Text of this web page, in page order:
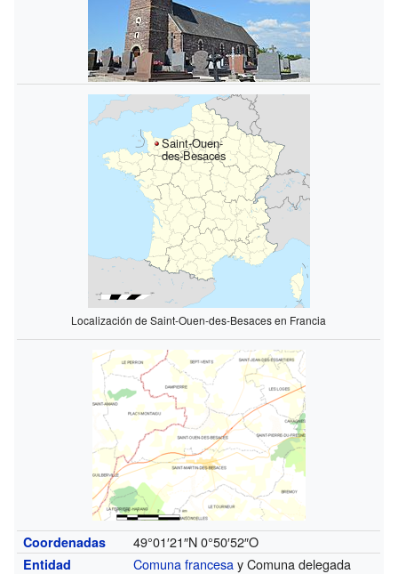
Saint-Ouen-
des-Besaces
Localización de Saint-Ouen-des-Besaces en Francia
Coordenadas 49°01′21″N 0°50′52″O
Entidad Comuna francesay Comuna delegada